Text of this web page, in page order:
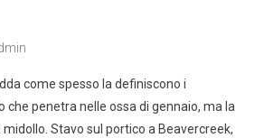
come spesso la definiscono i
che penetra nelle ossa di gennaio, ma la
Stavo sul portico a Beavercreek,